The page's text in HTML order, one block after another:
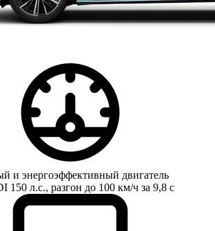
и энергоэффективный двигатель
150 л.с., разгон до 100 км/ч за 9,8 с